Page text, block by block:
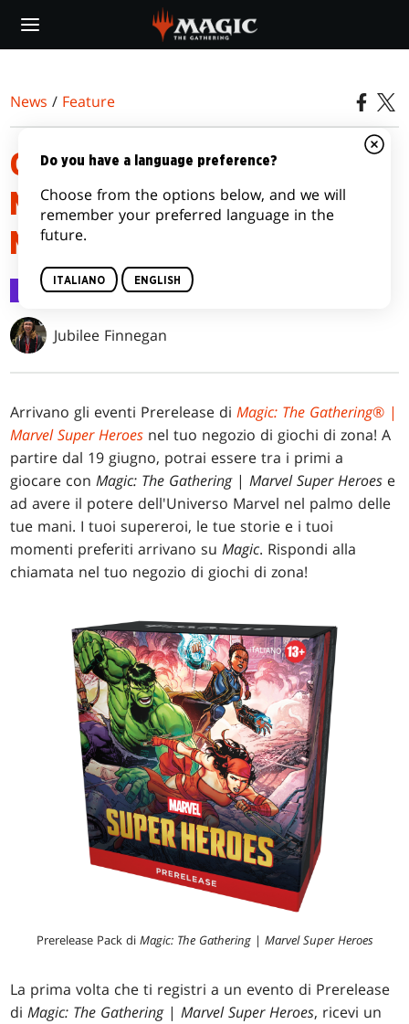
main
News / Feature
GUIDA AL PRERELEASE DI
MAGIC: THE GATHERING® |
MARVEL SUPER HEROES
Feature 12 giu 2026
Jubilee Finnegan
Arrivano gli eventi Prerelease diMagic: The Gathering® |
Marvel Super Heroes nel tuo negozio di giochi di zona! A
partire dal 19 giugno, potrai essere tra i primi a
giocare conMagic: The Gathering|Marvel Super Heroes e
ad avere il potere dell'Universo Marvel nel palmo delle
tue mani. I tuoi supereroi, le tue storie e i tuoi
momenti preferiti arrivano suMagic. Rispondi alla
chiamata nel tuo negozio di giochi di zona!
Prerelease Pack di Magic: The Gathering| Marvel Super Heroes
La prima volta che ti registri a un evento di Prerelease
diMagic: The Gathering|Marvel Super Heroes, ricevi un
Do you have a language preference?
Choose from the options below, and we will
remember your preferred language in the
future.
ITALIANO ENGLISH